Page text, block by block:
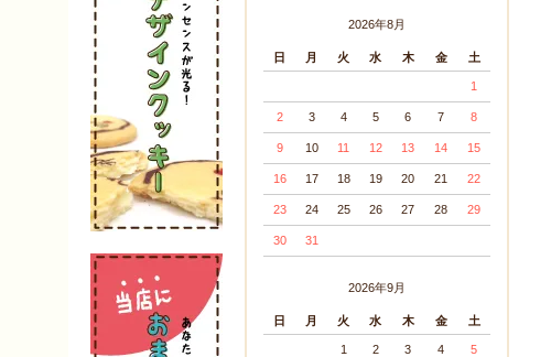
2026年8月
日 月 火 水 木 金 土
1
2 3 4 5 6 7 8
9 10 11 12 13 14 15
16 17 18 19 20 21 22
23 24 25 26 27 28 29
30 31
2026年9月
日 月 火 水 木 金 土
1 2 3 4 5